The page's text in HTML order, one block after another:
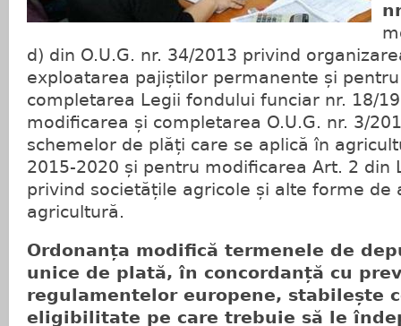
d) din O.U.G. nr. 34/2013 privind
exploatarea pajiștilor permanente și
completarea Legii fondului funciar nr. 18/
modificarea și completarea O.U.G. nr. 3/
schemelor de plăți care se aplică în
2015-2020 și pentru modificarea Art. 2 din
privind societățile agricole și alte forme de
agricultură.
Ordonanța modifică termenele de
unice de plată, în concordanță cu
regulamentelor europene, stabilește
eligibilitate pe care trebuie să le